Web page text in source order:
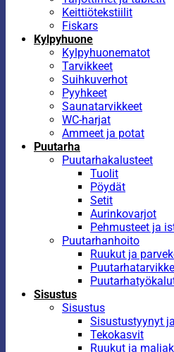
Keittiötekstiilit
Fiskars
Kylpyhuone
Kylpyhuonematot
Tarvikkeet
Suihkuverhot
Pyyhkeet
Saunatarvikkeet
WC-harjat
Ammeet ja potat
Puutarha
Puutarhakalusteet
Tuolit
Pöydät
Setit
Aurinkovarjot
Pehmusteet ja
Puutarhanhoito
Ruukut ja
Sisustus
Sisustus
Sisustustyynyt
Tekokasvit
Ruukut ja